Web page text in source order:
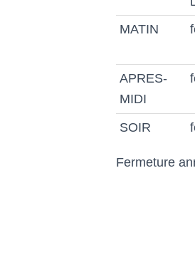
MATIN
APRES-
MIDI
SOIR
Fermeture